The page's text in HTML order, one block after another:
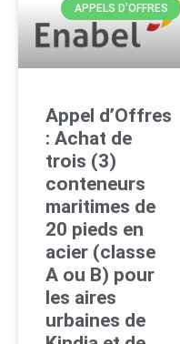
APPELS D'OFFRES
Appel d’Offres
: Achat de
trois (3)
conteneurs
maritimes de
20 pieds en
acier (classe
A ou B) pour
les aires
urbaines de